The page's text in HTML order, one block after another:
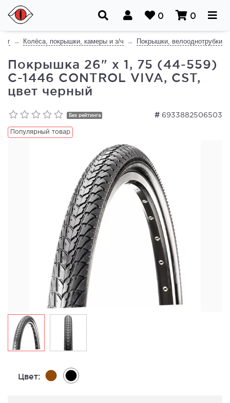
0 0
Колёса, покрышки, камеры и з/ч Покрышки, велооднотрубки
Покрышка 26" x 1, 75 (44-559)
C-1446 CONTROL VIVA, CST,
цвет черный
# 6933882506503
Без рейтинга
Популярный товар
Цвет: